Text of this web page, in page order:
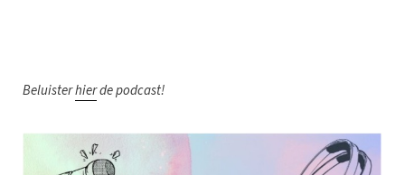
Beluisterhierde podcast!